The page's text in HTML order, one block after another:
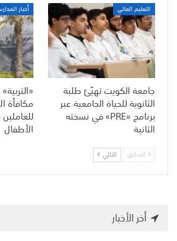
التعليم العالي
جامعة الكويت تهيّئ طلبة
الثانوية للحياة الجامعية عبر
برنامج «PRE» في نسخته
الثانية
أخبار
مكافأة
الأطفال
السابق التالي
أخر الأخبار